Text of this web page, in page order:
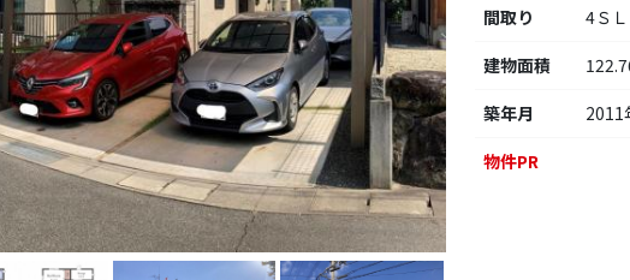
間取り
4Ｓ
建物面積
築年月
2011
物件PR